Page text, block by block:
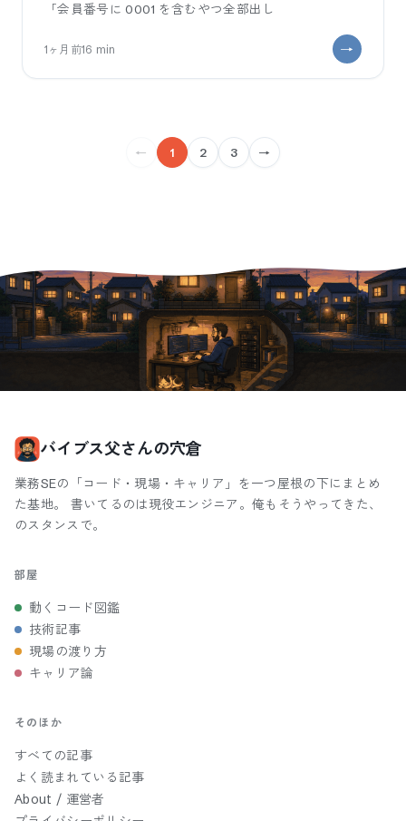
「会員番号に 0001 を含むやつ全部出し
1ヶ月前16 min
← 1 2 3 →
バイブス父さんの穴倉
業務SEの「コード・現場・キャリア」を一つ屋根の下にまとめ
た基地。 書いてるのは現役エンジニア。俺もそうやってきた、
のスタンスで。
部屋
動くコード図鑑
技術記事
現場の渡り方
キャリア論
そのほか
すべての記事
よく読まれている記事
About / 運営者